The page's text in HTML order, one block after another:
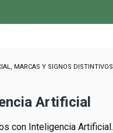
, MARCAS Y SIGNOS DISTINTIVOS
Artificial
con Inteligencia Artificial.